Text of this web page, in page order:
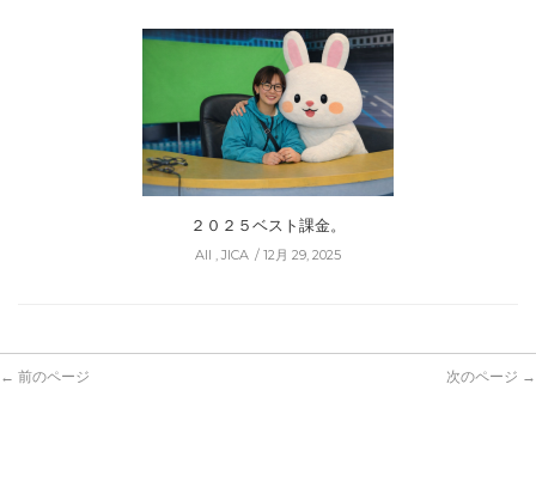
２０２５ベスト課金。
All , JICA 12月 29, 2025
← 前のページ 次のページ →